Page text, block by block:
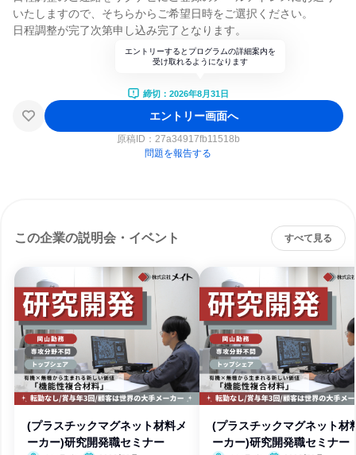
いたしますので、そちらからご希望日時をご選択ください。
日程調整が完了次第申し込み完了となります。
エントリーするとプログラムの詳細案内を
受け取れるようになります
締切：2026年8月31日
エントリー画面へ
原稿ID： 27a34917fb11518b
問題を報告する
この企業の説明会・イベント すべて見る
(プラスチックマグネット材料メ
ーカー)研究開発職セミナー
(プラスチックマグネット材
ーカー)研究開発職セミナー